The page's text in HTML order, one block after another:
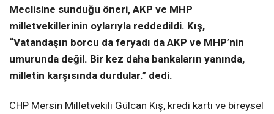
Meclisine sunduğu öneri, AKP ve MHP
milletvekillerinin oylarıyla reddedildi. Kış,
“Vatandaşın borcu da feryadı da AKP ve MHP’nin
umurunda değil. Bir kez daha bankaların yanında,
milletin karşısında durdular.” dedi.
CHP Mersin Milletvekili Gülcan Kış, kredi kartı ve bireysel